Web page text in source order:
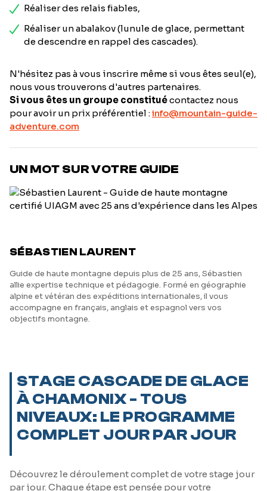
Réaliser des relais fiables,
Réaliser un abalakov (lunule de glace, permettant
de descendre en rappel des cascades).
N'hésitez pas à vous inscrire même si vous êtes seul(e),
nous vous trouverons d'autres partenaires.
Si vous êtes un groupe constituécontactez nous
pour avoir un prix préférentiel :info@mountain-guide-
adventure.com
UN MOT SUR VOTRE GUIDE
SÉBASTIEN LAURENT
Guide de haute montagne depuis plus de 25 ans, Sébastien
allie expertise technique et pédagogie. Formé en géographie
alpine et vétéran des expéditions internationales, il vous
accompagne en français, anglais et espagnol vers vos
objectifs montagne.
STAGE CASCADE DE GLACE
À CHAMONIX - TOUS
NIVEAUX: LE PROGRAMME
COMPLET JOUR PAR JOUR
Découvrez le déroulement complet de votre stage jour
par jour. Chaque étape est pensée pour votre